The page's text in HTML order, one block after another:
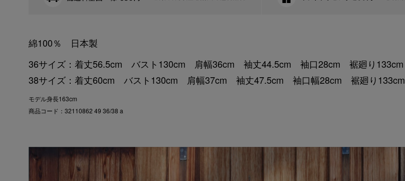
綿100％ 日本製
36サイズ：着丈56.5cm バスト130cm 肩幅36cm 袖丈44.5cm 袖口28cm 裾廻り133cm
38サイズ：着丈60cm バスト130cm 肩幅37cm 袖丈47.5cm 袖口幅28cm 裾廻り133cm
モデル身長163cm
商品コード：32110862 49 36/38 a